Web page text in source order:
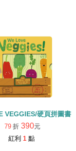
VEGGIES/硬頁拼圖書
79 折 390元
紅利 1 點